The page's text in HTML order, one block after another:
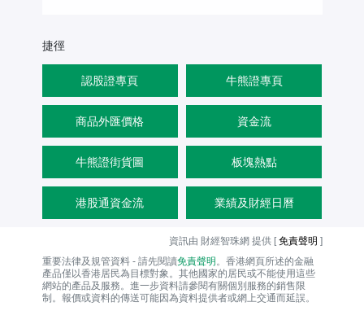
捷徑
認股證專頁 牛熊證專頁
商品外匯價格 資金流
牛熊證街貨圖 板塊熱點
港股通資金流 業績及財經日曆
資訊由 財經智珠網 提供 [免責聲明 ]
重要法律及規管資料 - 請先閱讀免責聲明 。香港網頁所述的金融
產品僅以香港居民為目標對象。其他國家的居民或不能使用這些
網站的產品及服務。進一步資料請參閱有關個別服務的銷售限
制。報價或資料的傳送可能因為資料提供者或網上交通而延誤。